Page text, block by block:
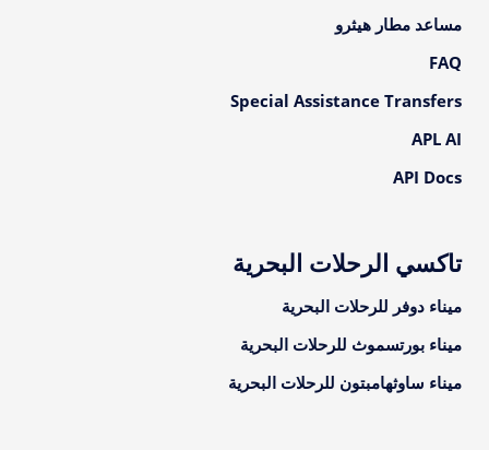
مساعد مطار هيثرو
FAQ
Special Assistance Transfers
APL AI
API Docs
تاكسي الرحلات البحرية
ميناء دوفر للرحلات البحرية
ميناء بورتسموث للرحلات البحرية
ميناء ساوثهامبتون للرحلات البحرية